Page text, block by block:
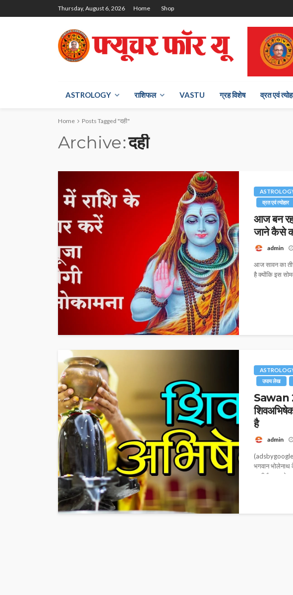
Thursday, August 6, 2026 Home Shop
ASTROLOGY राश‍िफल VASTU ग्रह विशेष व्रत एवं
Home Posts Tagged "दही"
Archive दही
व्रत एवं त्योहार
आज बन
जाने कैसे
admin
आज सावन का
है क्‍योंकि इस
उपाय लेख
Sawan
है
admin
भगवान भोलेनाथ
जाती है। महादेव...